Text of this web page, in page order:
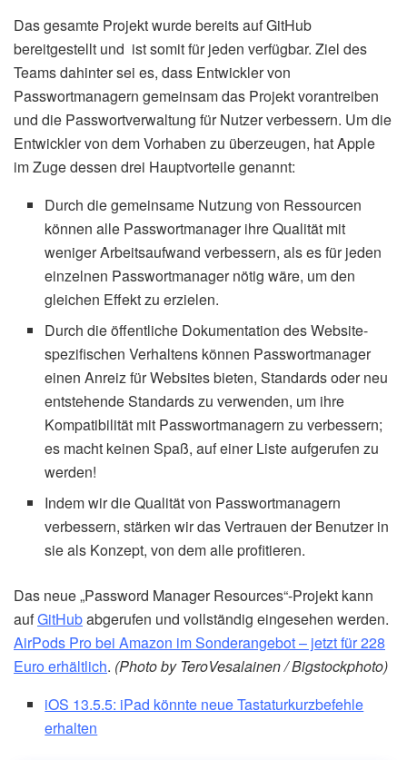
Das gesamte Projekt wurde bereits auf GitHub
bereitgestellt und ist somit für jeden verfügbar. Ziel des
Teams dahinter sei es, dass Entwickler von
Passwortmanagern gemeinsam das Projekt vorantreiben
und die Passwortverwaltung für Nutzer verbessern. Um die
Entwickler von dem Vorhaben zu überzeugen, hat Apple
im Zuge dessen drei Hauptvorteile genannt:
Durch die gemeinsame Nutzung von Ressourcen
können alle Passwortmanager ihre Qualität mit
weniger Arbeitsaufwand verbessern, als es für jeden
einzelnen Passwortmanager nötig wäre, um den
gleichen Effekt zu erzielen.
Durch die öffentliche Dokumentation des Website-
spezifischen Verhaltens können Passwortmanager
einen Anreiz für Websites bieten, Standards oder neu
entstehende Standards zu verwenden, um ihre
Kompatibilität mit Passwortmanagern zu verbessern;
es macht keinen Spaß, auf einer Liste aufgerufen zu
werden!
Indem wir die Qualität von Passwortmanagern
verbessern, stärken wir das Vertrauen der Benutzer in
sie als Konzept, von dem alle profitieren.
Das neue „Password Manager Resources“-Projekt kann
aufGitHubabgerufen und vollständig eingesehen werden.
AirPods Pro bei Amazon im Sonderangebot – jetzt für 228
Euro erhältlich. (Photo by TeroVesalainen / Bigstockphoto)
iOS 13.5.5: iPad könnte neue Tastaturkurzbefehle
erhalten